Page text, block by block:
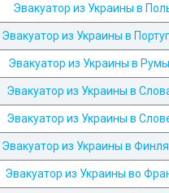
Эвакуатор из Украины в
Эвакуатор из Украины в
Эвакуатор из Украины в
Эвакуатор из Украины в
Эвакуатор из Украины в
Эвакуатор из Украины в
Эвакуатор из Украины во